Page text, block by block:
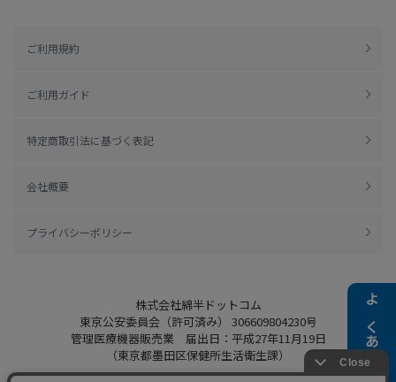
よくある質問
ご利用規約
ご利用ガイド
特定商取引法に基づく表記
会社概要
プライバシーポリシー
株式会社綿半ドットコム
東京公安委員会（許可済み） 306609804230号
管理医療機器販売業 届出日：平成27年11月19日
（東京都墨田区保健所生活衛生課）